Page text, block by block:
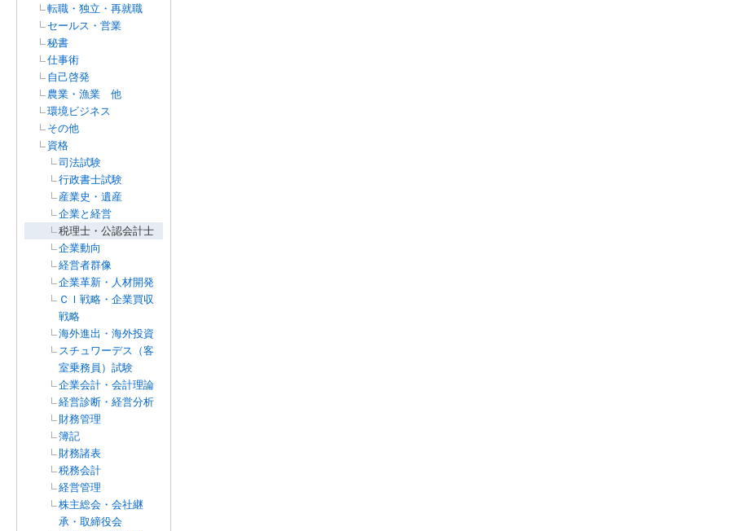
転職・独立・再就職
セールス・営業
秘書
仕事術
自己啓発
農業・漁業 他
環境ビジネス
その他
資格
司法試験
行政書士試験
産業史・遺産
企業と経営
税理士・公認会計士
企業動向
経営者群像
企業革新・人材開発
ＣＩ戦略・企業買収
戦略
海外進出・海外投資
スチュワーデス（客
室乗務員）試験
企業会計・会計理論
経営診断・経営分析
財務管理
簿記
財務諸表
税務会計
経営管理
株主総会・会社継
承・取締役会